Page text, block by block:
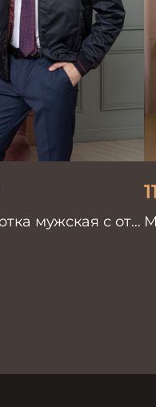
мужская с отд.